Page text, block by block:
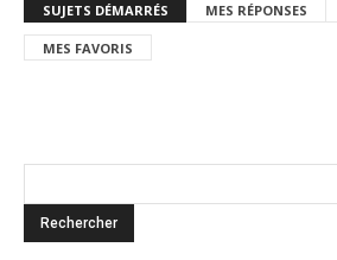
SUJETS DÉMARRÉS MES RÉPONSES
MES FAVORIS